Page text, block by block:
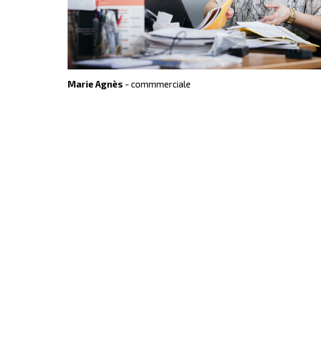
Marie Agnès - commmerciale